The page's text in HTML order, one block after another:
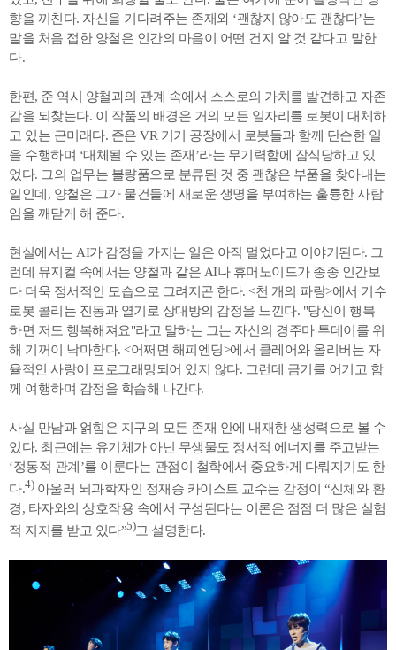
향을 끼친다. 자신을 기다려주는 존재와 ‘괜찮지 않아도 괜찮다’는
말을 처음 접한 양철은 인간의 마음이 어떤 건지 알 것 같다고 말한
다.
한편, 준 역시 양철과의 관계 속에서 스스로의 가치를 발견하고 자존
감을 되찾는다. 이 작품의 배경은 거의 모든 일자리를 로봇이 대체하
고 있는 근미래다. 준은 VR 기기 공장에서 로봇들과 함께 단순한 일
을 수행하며 ‘대체될 수 있는 존재’라는 무기력함에 잠식당하고 있
었다. 그의 업무는 불량품으로 분류된 것 중 괜찮은 부품을 찾아내는
일인데, 양철은 그가 물건들에 새로운 생명을 부여하는 훌륭한 사람
임을 깨닫게 해 준다.
현실에서는 AI가 감정을 가지는 일은 아직 멀었다고 이야기된다. 그
런데 뮤지컬 속에서는 양철과 같은 AI나 휴머노이드가 종종 인간보
다 더욱 정서적인 모습으로 그려지곤 한다. <천 개의 파랑>에서 기수
로봇 콜리는 진동과 열기로 상대방의 감정을 느낀다. "당신이 행복
하면 저도 행복해져요"라고 말하는 그는 자신의 경주마 투데이를 위
해 기꺼이 낙마한다. <어쩌면 해피엔딩>에서 클레어와 올리버는 자
율적인 사랑이 프로그래밍되어 있지 않다. 그런데 금기를 어기고 함
께 여행하며 감정을 학습해 나간다.
사실 만남과 얽힘은 지구의 모든 존재 안에 내재한 생성력으로 볼 수
있다. 최근에는 유기체가 아닌 무생물도 정서적 에너지를 주고받는
‘정동적 관계’를 이룬다는 관점이 철학에서 중요하게 다뤄지기도 한
다.4)아울러 뇌과학자인 정재승 카이스트 교수는 감정이 “신체와 환
경, 타자와의 상호작용 속에서 구성된다는 이론은 점점 더 많은 실험
적 지지를 받고 있다”5)고 설명한다.